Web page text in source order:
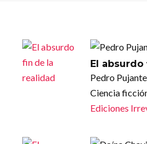
El
Pedro Pujante
Ciencia
Ediciones